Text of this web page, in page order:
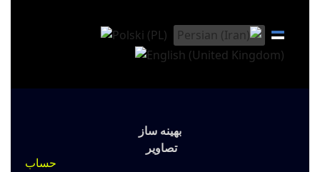
بهینه ساز
تصاویر
حساب